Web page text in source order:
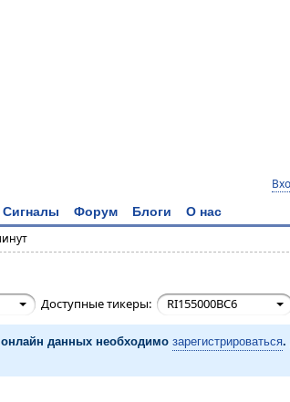
Сигналы Форум Блоги О нас
Доступные тикеры: RI155000BC6
данных необходимо зарегистрироваться.